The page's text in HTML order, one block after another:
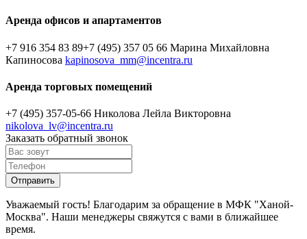
Аренда офисов и апартаментов
+7 916 354 83 89+7 (495) 357 05 66 Марина Михайловна
Капиносова kapinosova_mm@incentra.ru
Аренда торговых помещений
+7 (495) 357-05-66 Николова Лейла Викторовна
nikolova_lv@incentra.ru
Заказать обратный звонок
Уважаемый гость! Благодарим за обращение в МФК "Ханой-
Москва". Наши менеджеры свяжутся с вами в ближайшее
время.